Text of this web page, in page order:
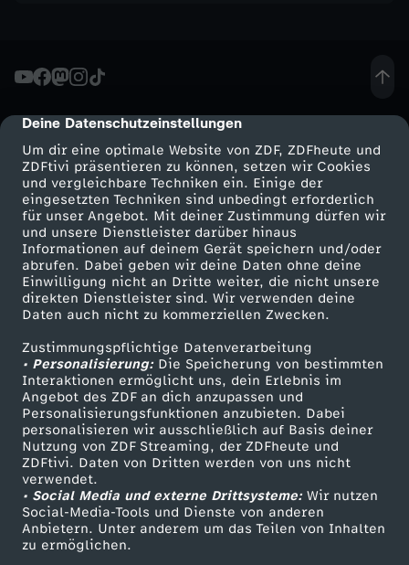
cmp-dialog-description
Deine Datenschutzeinstellungen
Um dir eine optimale Website von ZDF, ZDFheute und
ZDFtivi präsentieren zu können, setzen wir Cookies
und vergleichbare Techniken ein. Einige der
eingesetzten Techniken sind unbedingt erforderlich
für unser Angebot. Mit deiner Zustimmung dürfen wir
und unsere Dienstleister darüber hinaus
Informationen auf deinem Gerät speichern und/oder
abrufen. Dabei geben wir deine Daten ohne deine
Einwilligung nicht an Dritte weiter, die nicht unsere
direkten Dienstleister sind. Wir verwenden deine
Daten auch nicht zu kommerziellen Zwecken.
Zustimmungspflichtige Datenverarbeitung
• Personalisierung:Die Speicherung von bestimmten
Interaktionen ermöglicht uns, dein Erlebnis im
Angebot des ZDF an dich anzupassen und
Personalisierungsfunktionen anzubieten. Dabei
personalisieren wir ausschließlich auf Basis deiner
Nutzung von ZDF Streaming, der ZDFheute und
ZDFtivi. Daten von Dritten werden von uns nicht
verwendet.
• Social Media und externe Drittsysteme:Wir nutzen
Social-Media-Tools und Dienste von anderen
Anbietern. Unter anderem um das Teilen von Inhalten
zu ermöglichen.
a
n
c
e
A
b
n
e
h
m
s
Mehr ZDF
ZDF-Apps
Smart TV
ZDFtext
Livestreams
Sendungen A-Z
TV-Programm
Service
ZDFmitreden
Kontakt zum ZDF
Tickets
Zuschauerservice
Hilfe
ZDF Unternehmen
Karriere